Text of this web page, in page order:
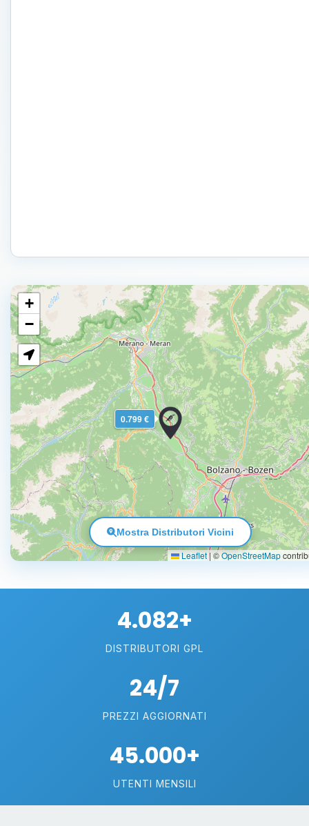
0.799 €
+
−
Leaflet| ©OpenStreetMap
Mostra Distributori Vicini
4.082+
DISTRIBUTORI GPL
24/7
PREZZI AGGIORNATI
45.000+
UTENTI MENSILI